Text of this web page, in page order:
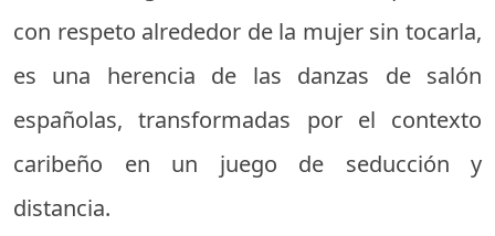
con respeto alrededor de la mujer sin tocarla,
es una herencia de las danzas de salón
españolas, transformadas por el contexto
caribeño en un juego de seducción y
distancia.